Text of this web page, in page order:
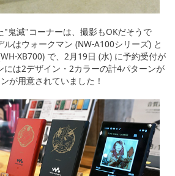
"鬼滅"コーナーは、撮影もOKだそうで
はウォークマン (NW-A100シリーズ) と
XB700) で、2月19日 (水) に予約受付が
には2デザイン・2カラーの計4パターンが
が用意されていました！